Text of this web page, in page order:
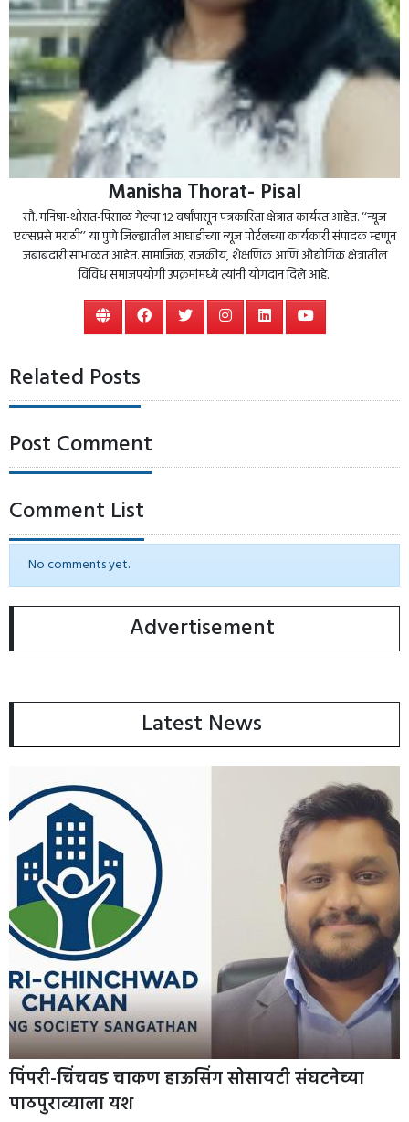
Manisha Thorat- Pisal
सौ. मनिषा-थोरात-पिसाळ गेल्या १२ वर्षांपासून पत्रकारिता क्षेत्रात कार्यरत आहेत. ‘‘न्यूज
एक्सप्रसे मराठी’’ या पुणे जिल्ह्यातील आघाडीच्या न्यूज पोर्टलच्या कार्यकारी संपादक म्हणून
जबाबदारी सांभाळत आहेत. सामाजिक, राजकीय, शैक्षणिक आणि औद्योगिक क्षेत्रातील
विविध समाजपयोगी उपक्रमांमध्ये त्यांनी योगदान दिले आहे.
Related Posts
Post Comment
Comment List
No comments yet.
Advertisement
Latest News
पिंपरी-चिंचवड चाकण हाऊसिंग सोसायटी संघटनेच्या
पाठपुराव्याला यश